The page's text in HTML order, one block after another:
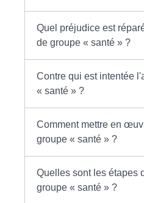
Quel préjudice est
de groupe « santé » ?
Contre qui est intentée
« santé » ?
Comment mettre en
groupe « santé » ?
Quelles sont les étapes
groupe « santé » ?